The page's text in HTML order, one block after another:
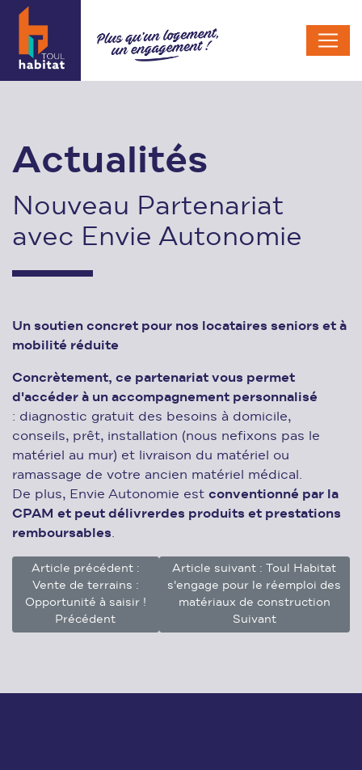
Actualités
Nouveau Partenariat
avec Envie Autonomie
Un soutien concret pour nos locataires seniors et à
mobilité réduite
Concrètement, ce partenariat vous permet
d'accéder à un accompagnement personnalisé
: diagnostic gratuit des besoins à domicile,
conseils, prêt, installation (nous nefixons pas le
matériel au mur) et livraison du matériel ou
ramassage de votre ancien matériel médical.
De plus, Envie Autonomie est conventionné par la
CPAM et peut délivrerdes produits et prestations
remboursables.
Article précédent :
Vente de terrains :
Opportunité à saisir !
Précédent
Article suivant : Toul Habitat
s'engage pour le réemploi des
matériaux de construction
Suivant